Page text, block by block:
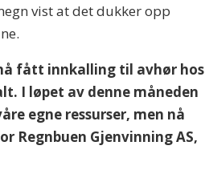
vist at det dukker opp
fått innkalling til avhør hos
I løpet av denne måneden
egne ressurser, men nå
Regnbuen Gjenvinning AS,